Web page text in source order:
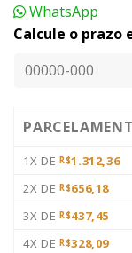
WhatsApp
Calcule o
1X DE R$1.312,36
2X DE R$656,18
3X DE R$437,45
4X DE R$328,09